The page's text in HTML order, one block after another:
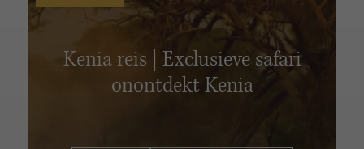
Kenia reis | Exclusieve safari
onontdekt Kenia